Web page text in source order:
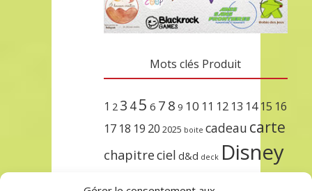
Mots clés Produit
1 2 3 45 6 7 8 9 10 11 12 13 14 15 16
17 18 19 20 2025 boite cadeau carte
chapitreciel d&d deck Disney